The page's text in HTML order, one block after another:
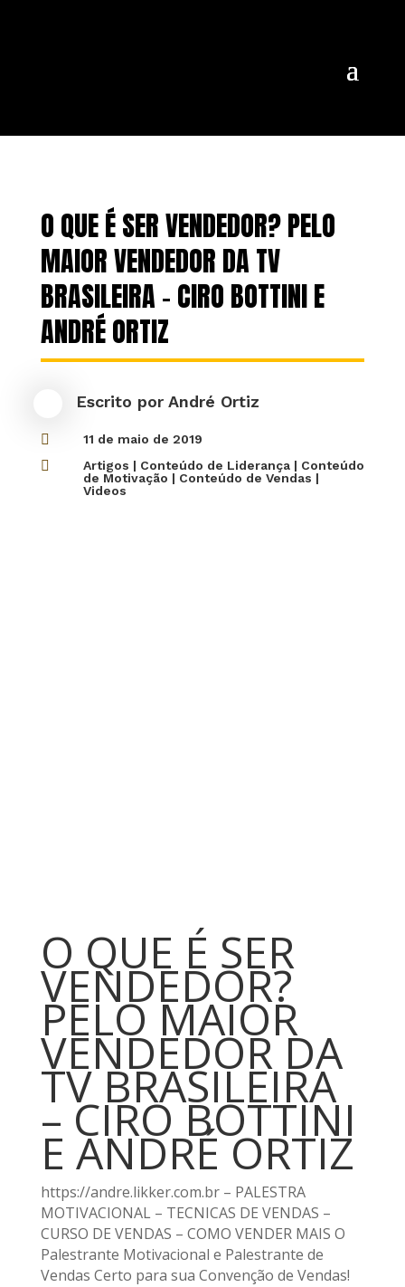
O QUE É SER VENDEDOR? PELO
MAIOR VENDEDOR DA TV
BRASILEIRA – CIRO BOTTINI E
ANDRÉ ORTIZ
Escrito por André Ortiz
 11 de maio de 2019
 Artigos | Conteúdo de Liderança| Conteúdo
de Motivação | Conteúdo de Vendas |
Videos
O QUE É SER
VENDEDOR?
PELO MAIOR
VENDEDOR DA
TV BRASILEIRA
– CIRO BOTTINI
E ANDRÉ ORTIZ
https://andre.likker.com.br – PALESTRA
MOTIVACIONAL – TECNICAS DE VENDAS –
CURSO DE VENDAS – COMO VENDER MAIS O
Palestrante Motivacional e Palestrante de
Vendas Certo para sua Convenção de Vendas!